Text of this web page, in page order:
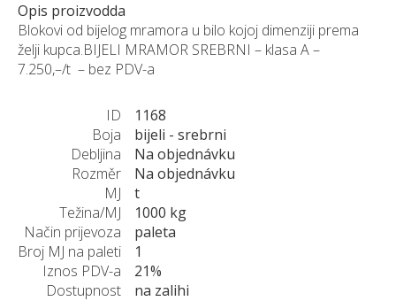
Opis proizvodda
Blokovi od bijelog mramora u bilo kojoj dimenziji prema
želji kupca.BIJELI MRAMOR SREBRNI – klasa A –
7.250,–/t – bez PDV-a
ID
1168
Boja
bijeli - srebrni
Debljina
Na objednávku
Rozměr
Na objednávku
MJ
t
Težina/MJ
1000 kg
Način prijevoza
paleta
Broj MJ na paleti
1
Iznos PDV-a
21%
Dostupnost
na zalihi